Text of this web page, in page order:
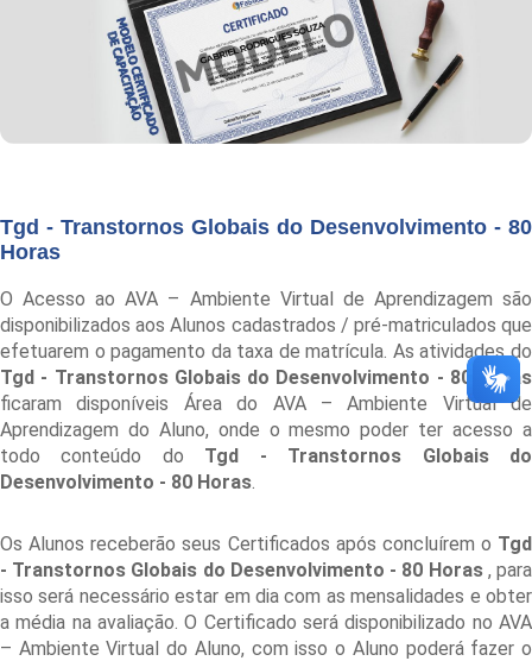
Tgd - Transtornos Globais do Desenvolvimento - 80
Horas
O Acesso ao AVA – Ambiente Virtual de Aprendizagem são
disponibilizados aos Alunos cadastrados / pré-matriculados que
efetuarem o pagamento da taxa de matrícula. As atividades do
Tgd - Transtornos Globais do Desenvolvimento - 80 Horas
ficaram disponíveis Área do AVA – Ambiente Virtual de
Aprendizagem do Aluno, onde o mesmo poder ter acesso a
todo conteúdo do Tgd - Transtornos Globais do
Desenvolvimento - 80 Horas
Os Alunos receberão seus Certificados após concluírem o Tgd
- Transtornos Globais do Desenvolvimento - 80 Horas, para
isso será necessário estar em dia com as mensalidades e obter
a média na avaliação. O Certificado será disponibilizado no AVA
– Ambiente Virtual do Aluno, com isso o Aluno poderá fazer o